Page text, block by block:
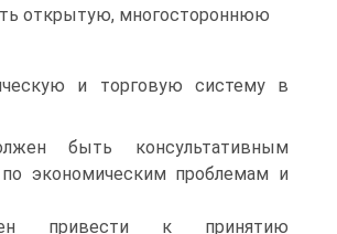
открытую, многостороннюю
и торговую систему в
быть консультативным
экономическим проблемам и
привести к принятию